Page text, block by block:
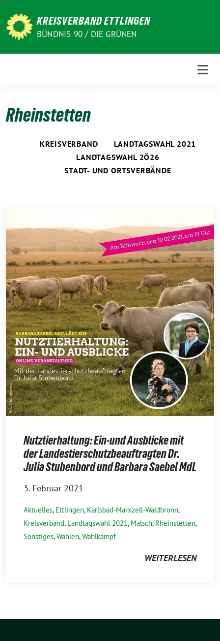
zum
Inhalt
KREISVERBAND ETTLINGEN
BÜNDNIS 90 / DIE GRÜNEN
Rheinstetten
KREISVERBAND
LANDTAGSWAHL 2021
LANDTAGSWAHL 2Ö26
STADT- UND ORTSVERBÄNDE
Nutztierhaltung: Ein-und Ausblicke mit
der Landestierschutzbeauftragten Dr.
Julia Stubenbord und Barbara Saebel MdL
3. Februar 2021
Aktuelles, Ettlingen, Karlsbad-Marxzell-Waldbronn,
Kreisverband, Landtagswahl 2021, Malsch, Rheinstetten,
Sonstiges,Wahlen,Wahlkampf
WEITERLESEN